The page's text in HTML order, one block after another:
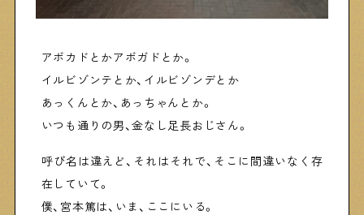
下町コラム
下町の「あの人」が書く連載記事です
下町の「あの人」×「あの人」の科学反応を楽しむ企
アボカドとかアボガドとか。
イルビゾンテとか、イルビゾンデとか
あっくんとか、あっちゃんとか。
いつも通りの男、金なし足長おじさん。
呼び名は違えど、それはそれで、そこに間違いなく存
在していて。
僕、宮本篤は、いま、ここにいる。